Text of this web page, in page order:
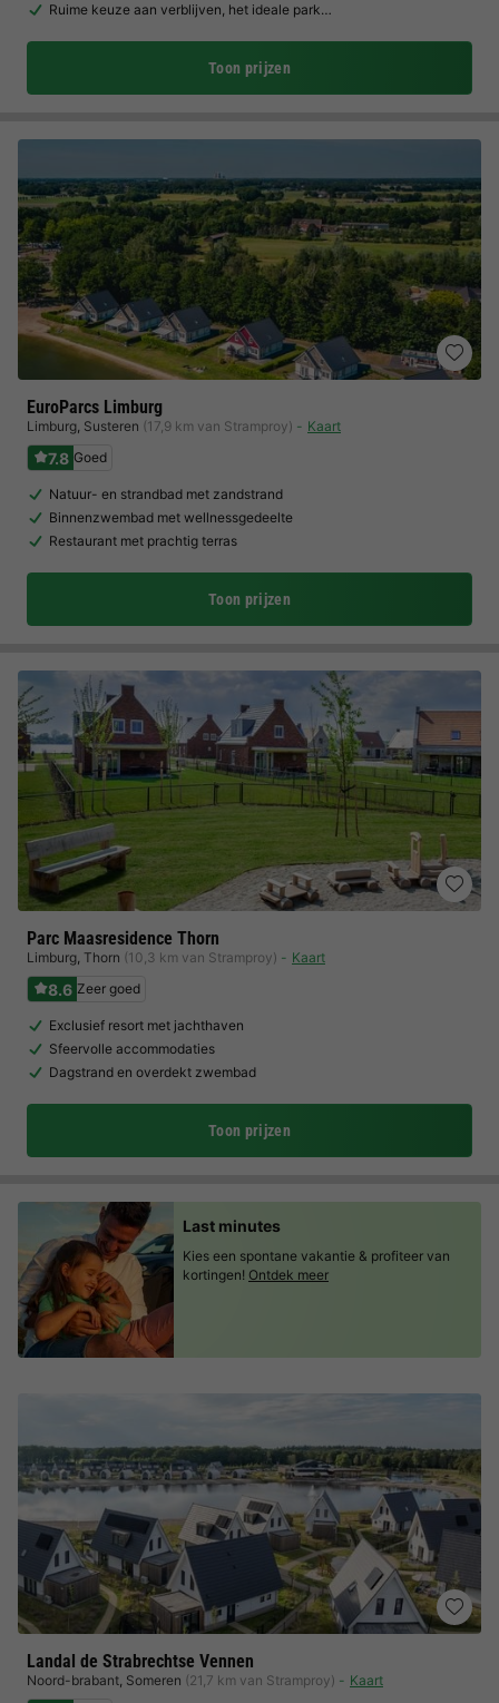
Ruime keuze aan verblijven, het ideale park…
Toon prijzen
EuroParcs Limburg
Limburg, Susteren (17,9 km van Stramproy) Kaart
7.8 Goed
Natuur- en strandbad met zandstrand
Binnenzwembad met wellnessgedeelte
Restaurant met prachtig terras
Toon prijzen
Parc Maasresidence Thorn
Limburg, Thorn (10,3 km van Stramproy) Kaart
8.6 Zeer goed
Exclusief resort met jachthaven
Sfeervolle accommodaties
Dagstrand en overdekt zwembad
Toon prijzen
Landal de Strabrechtse Vennen
Noord-brabant, Someren (21,7 km van Stramproy) Kaart
Last minutes
Kies een spontane vakantie & profiteer van
kortingen! Ontdek meer